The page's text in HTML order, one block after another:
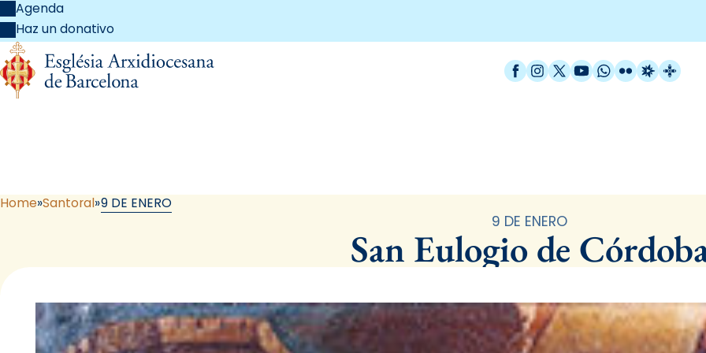
Agenda
Haz un donativo
Facebook
Instagram
X / Twitter
YouTube
WhatsApp
FlickrRadio
Home Santoral 9 DE ENERO
9 DE ENERO
San Eulogio de